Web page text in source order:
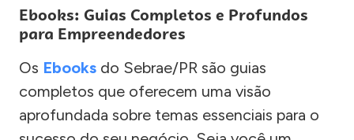
Ebooks: Guias Completos e Profundos
para Empreendedores
Os Ebooks do Sebrae/PR são guias
completos que oferecem uma visão
aprofundada sobre temas essenciais para o